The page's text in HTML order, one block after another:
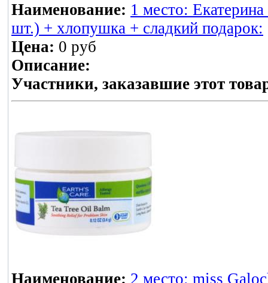
Наименование: 1 место:
шт.) + хлопушка + сладкий подарок:
Цена: 0 руб
Описание:
Участники, заказавшие этот
Наименование: 2 место: miss